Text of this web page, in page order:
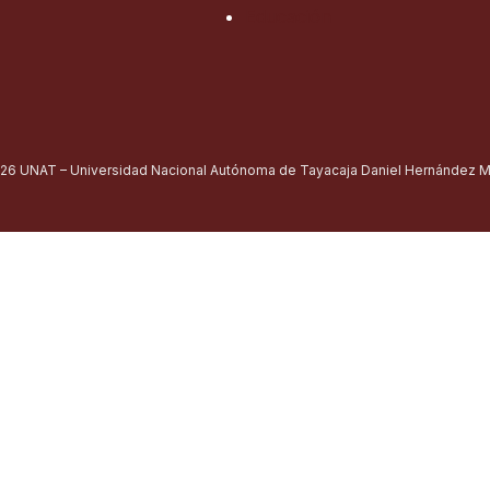
UNAT – Universidad Nacional Autónoma de Tayacaja Daniel Hernández